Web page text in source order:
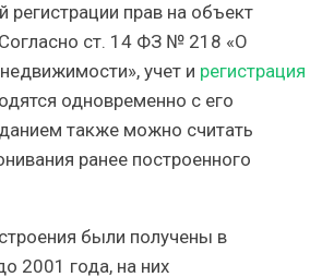
регистрации прав на объект
ст. 14 ФЗ № 218 «О
учет и регистрация
одновременно с его
также можно считать
ранее построенного
были получены в
2001 года, на них